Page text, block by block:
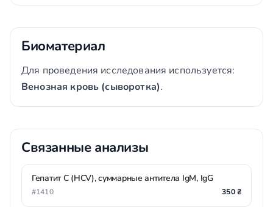
Биоматериал
Для проведения исследования используется:
Венозная кровь (сыворотка).
Связанные анализы
Гепатит С (HCV), суммарные антитела IgM, IgG
#1410 350 ₴